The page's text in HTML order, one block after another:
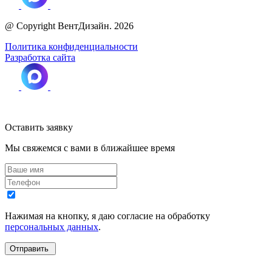
@ Copyright ВентДизайн. 2026
Политика конфиденциальности
Разработка сайта
Оставить заявку
Мы свяжемся с вами в ближайшее время
Нажимая на кнопку, я даю согласие на обработку
персональных данных.